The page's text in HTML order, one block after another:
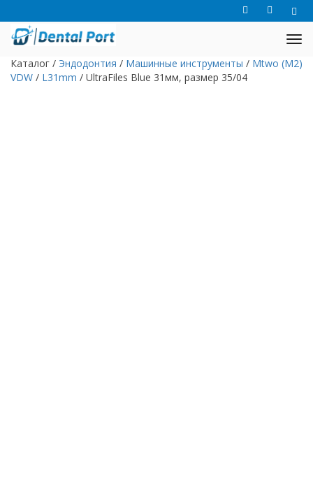
Каталог / Эндодонтия / Машинные инструменты / Mtwo (M2)
VDW / L31mm / UltraFiles Blue 31мм, размер 35/04